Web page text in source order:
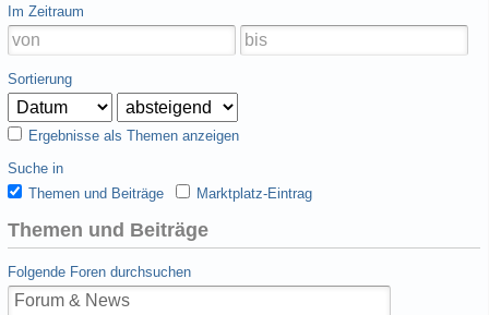
Im Zeitraum
Sortierung
Ergebnisse als Themen anzeigen
Suche in
Themen und Beiträge
Marktplatz-Eintrag
Themen und Beiträge
Folgende Foren durchsuchen